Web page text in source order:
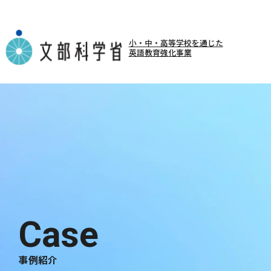
小・中・高等学校を通じた
英語教育強化事業
事例紹介